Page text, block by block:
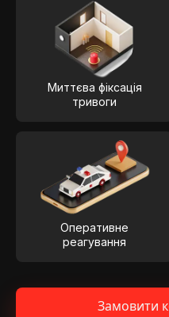
Миттєва фіксація
тривоги
Оперативне
реагування
Замовити